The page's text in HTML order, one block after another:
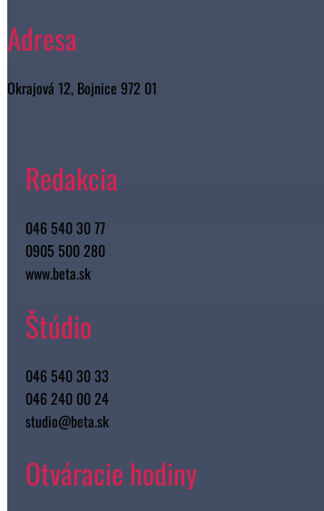
Adresa
Okrajová 12, Bojnice 972 01
Redakcia
046 540 30 77
0905 500 280
www.beta.sk
Štúdio
046 540 30 33
046 240 00 24
studio@beta.sk
Otváracie hodiny